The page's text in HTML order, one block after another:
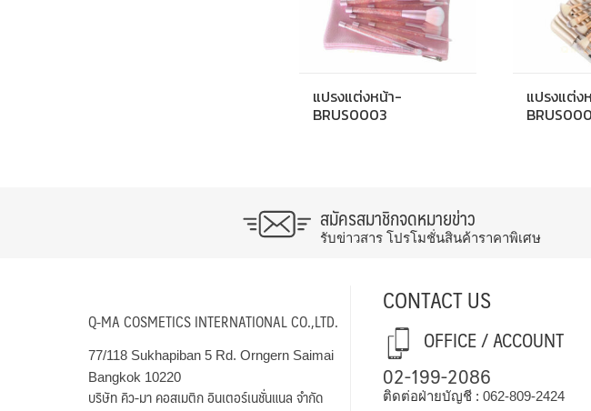
แปรงแต่งหน้า-
BRUS0003
แปรงแต่ง
สมัครสมาชิกจดหมายข่าว
รับข่าวสาร โปรโมชั่นสินค้าราคาพิเศษ
Q-MA COSMETICS INTERNATIONAL CO.,LTD.
77/118 Sukhapiban 5 Rd. Orngern Saimai
Bangkok 10220
บริษัท คิว-มา คอสเมติก อินเตอร์เนชั่นแนล จำกัด
CONTACT US
OFFICE / ACCOUNT
02-199-2086
ติดต่อฝ่ายบัญชี : 062-809-2424